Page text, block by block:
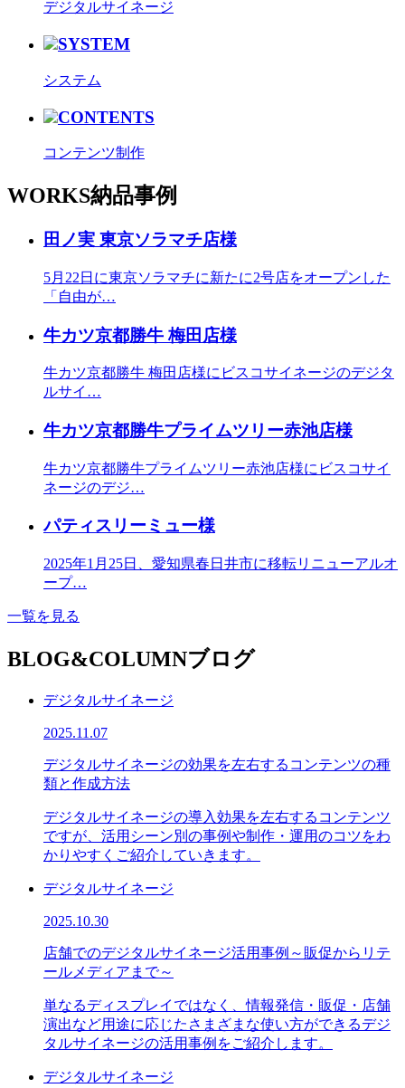
デジタルサイネージ
SYSTEM
システム
CONTENTS
コンテンツ制作
WORKS納品事例
田ノ実 東京ソラマチ店様
5月22日に東京ソラマチに新たに2号店をオープンした
「自由が…
牛カツ京都勝牛 梅田店様
牛カツ京都勝牛 梅田店様にビスコサイネージのデジタ
ルサイ…
牛カツ京都勝牛プライムツリー赤池店様
牛カツ京都勝牛プライムツリー赤池店様にビスコサイ
ネージのデジ…
パティスリーミュー様
2025年1月25日、愛知県春日井市に移転リニューアルオ
ープ…
一覧を見る
BLOG&COLUMNブログ
デジタルサイネージ
2025.11.07
デジタルサイネージの効果を左右するコンテンツの種
類と作成方法
デジタルサイネージの導入効果を左右するコンテンツ
ですが、活用シーン別の事例や制作・運用のコツをわ
かりやすくご紹介していきます。
デジタルサイネージ
2025.10.30
店舗でのデジタルサイネージ活用事例～販促からリテ
ールメディアまで～
単なるディスプレイではなく、情報発信・販促・店舗
演出など用途に応じたさまざまな使い方ができるデジ
タルサイネージの活用事例をご紹介します。
デジタルサイネージ